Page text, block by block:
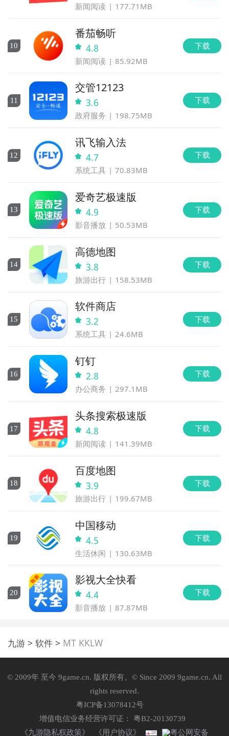
新闻阅读 177.71MB
10
番茄畅听
4.8
新闻阅读 85.92MB
下载
11
交管12123
3.6
政府服务 198.75MB
下载
12
讯飞输入法
4.7
系统工具 70.83MB
下载
13
爱奇艺极速版
4.9
影音播放 50.53MB
下载
14
高德地图
3.8
旅游出行 158.53MB
下载
15
软件商店
3.2
系统工具 24.6MB
下载
16
钉钉
2.8
办公商务 297.1MB
下载
17
头条搜索极速版
4.8
新闻阅读 141.39MB
下载
18
百度地图
3.9
旅游出行 199.67MB
下载
19
中国移动
4.5
生活休闲 130.63MB
下载
20
影视大全快看
4.4
影音播放 87.87MB
下载
九游 软件 MT KKLW
© 2009年 至今 9game.cn. 版权所有。© Since 2009 9game.cn. All
rights reserved.
粤ICP备13078412号
增值电信业务经营许可证： 粤B2-20130739
《九游隐私权政策》
《用户协议》 粤公网安备